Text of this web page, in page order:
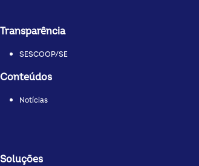
Transparência
SESCOOP/SE
Conteúdos
Notícias
Soluções